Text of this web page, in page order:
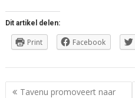
Dit artikel delen:
Print Facebook
Berichtnavigatie
Tavenu promoveert naar